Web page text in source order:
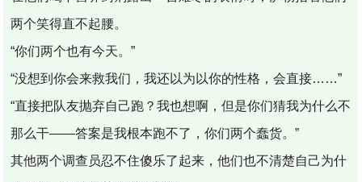
两个笑得直不起腰。
“你们两个也有今天。”
“没想到你会来救我们，我还以为以你的性格，会直接……”
“直接把队友抛弃自己跑？我也想啊，但是你们猜我为什么不
那么干——答案是我根本跑不了，你们两个蠢货。”
其他两个调查员忍不住傻乐了起来，他们也不清楚自己为什